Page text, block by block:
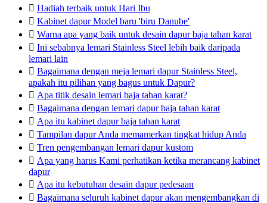
 Hadiah terbaik untuk Hari Ibu
 Kabinet dapur Model baru 'biru Danube'
 Warna apa yang baik untuk desain dapur baja tahan karat
 Ini sebabnya lemari Stainless Steel lebih baik daripada
lemari lain
 Bagaimana dengan meja lemari dapur Stainless Steel,
apakah itu pilihan yang bagus untuk Dapur?
 Apa titik desain lemari baja tahan karat?
 Bagaimana dengan lemari dapur baja tahan karat
 Apa itu kabinet dapur baja tahan karat
 Tampilan dapur Anda memamerkan tingkat hidup Anda
 Tren pengembangan lemari dapur kustom
 Apa yang harus Kami perhatikan ketika merancang kabinet
dapur
 Apa itu kebutuhan desain dapur pedesaan
 Bagaimana seluruh kabinet dapur akan mengembangkan di